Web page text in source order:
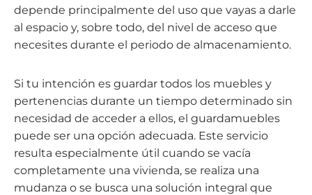
depende principalmente del uso que vayas a darle
al espacio y, sobre todo, del nivel de acceso que
necesites durante el periodo de almacenamiento.
Si tu intención es guardar todos los muebles y
pertenencias durante un tiempo determinado sin
necesidad de acceder a ellos, el guardamuebles
puede ser una opción adecuada. Este servicio
resulta especialmente útil cuando se vacía
completamente una vivienda, se realiza una
mudanza o se busca una solución integral que